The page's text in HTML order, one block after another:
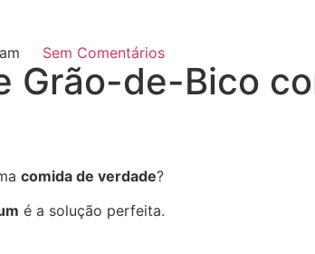
Sem Comentários
Grão-de-Bico
comida de verdade?
é a solução perfeita.